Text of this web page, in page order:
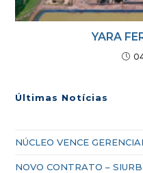
YARA
Últimas Notícias
NÚCLEO VENCE
NOVO CONTRATO –